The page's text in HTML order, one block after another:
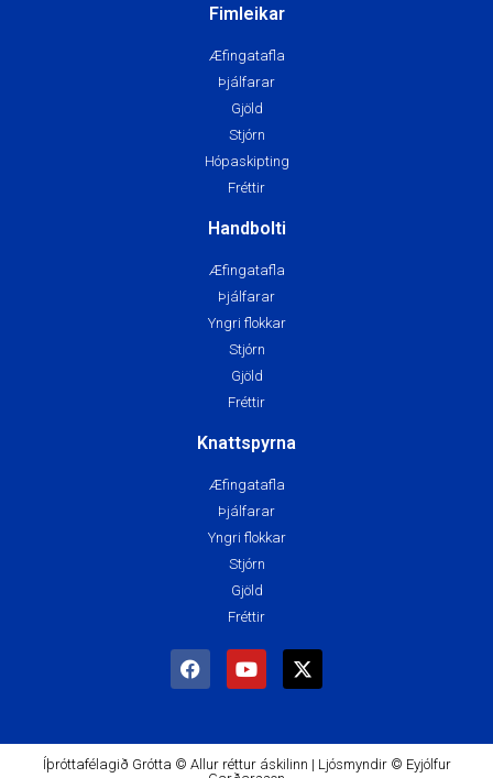
Fimleikar
Æfingatafla
Þjálfarar
Gjöld
Stjórn
Hópaskipting
Fréttir
Handbolti
Æfingatafla
Þjálfarar
Yngri flokkar
Stjórn
Gjöld
Fréttir
Knattspyrna
Æfingatafla
Þjálfarar
Yngri flokkar
Stjórn
Gjöld
Fréttir
Íþróttafélagið Grótta © Allur réttur áskilinn | Ljósmyndir © Eyjólfur